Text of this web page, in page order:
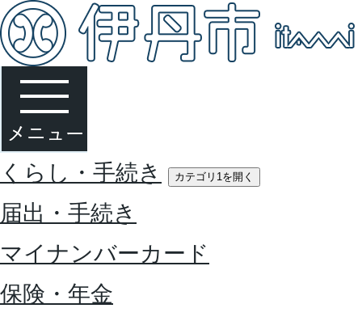
くらし・手続き カテゴリ1を開く
届出・手続き
マイナンバーカード
保険・年金